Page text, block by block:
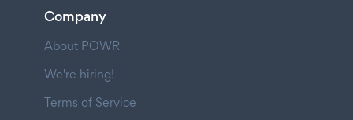
Company
About POWR
We're hiring!
Terms of Service